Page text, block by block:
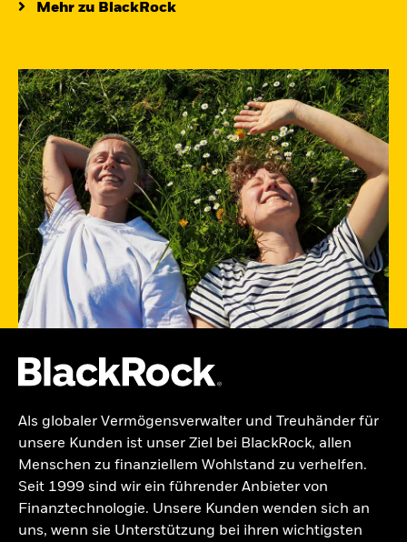
Mehr zu BlackRock
Als globaler Vermögensverwalter und Treuhänder für
unsere Kunden ist unser Ziel bei BlackRock, allen
Menschen zu finanziellem Wohlstand zu verhelfen.
Seit 1999 sind wir ein führender Anbieter von
Finanztechnologie. Unsere Kunden wenden sich an
uns, wenn sie Unterstützung bei ihren wichtigsten